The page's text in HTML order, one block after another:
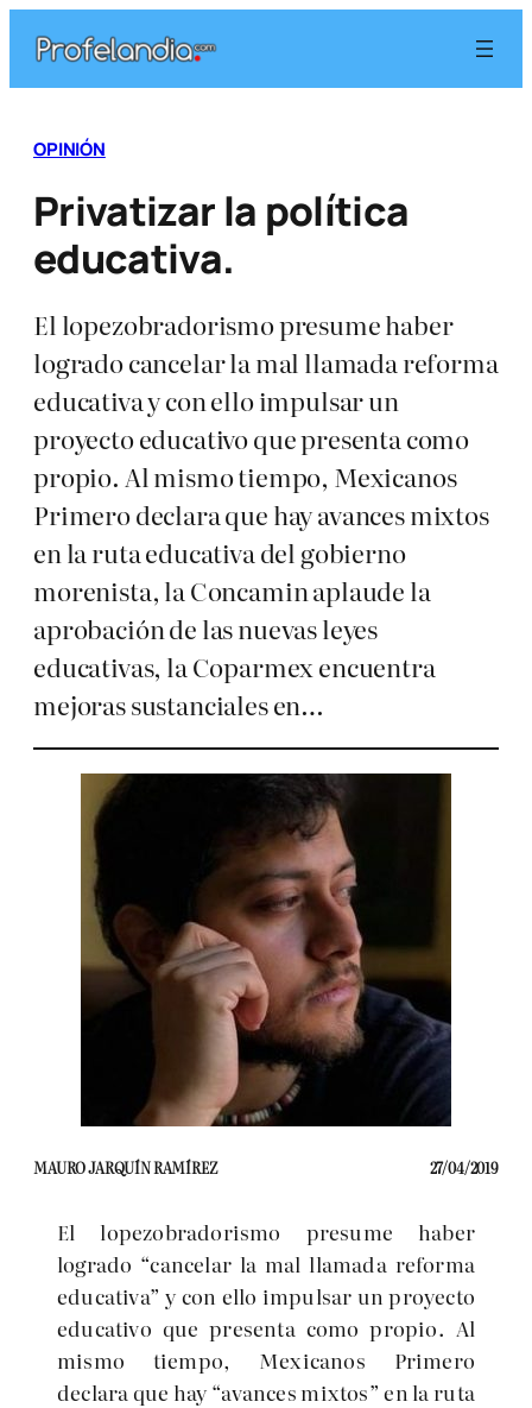
contenido
OPINIÓN
Privatizar la política
educativa.
El lopezobradorismo presume haber
logrado cancelar la mal llamada reforma
educativa y con ello impulsar un
proyecto educativo que presenta como
propio. Al mismo tiempo, Mexicanos
Primero declara que hay avances mixtos
en la ruta educativa del gobierno
morenista, la Concamin aplaude la
aprobación de las nuevas leyes
educativas, la Coparmex encuentra
mejoras sustanciales en…
MAURO JARQUÍN RAMÍREZ 27/04/2019
El lopezobradorismo presume haber
logrado
cancelar la mal llamada reforma
educativa y con ello impulsar un proyecto
educativo que presenta como propio. Al
mismo tiempo, Mexicanos Primero
declara que hay avances mixtos en la ruta